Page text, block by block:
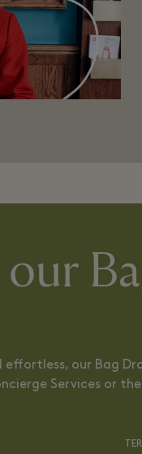
effortless, our Bag
Services or